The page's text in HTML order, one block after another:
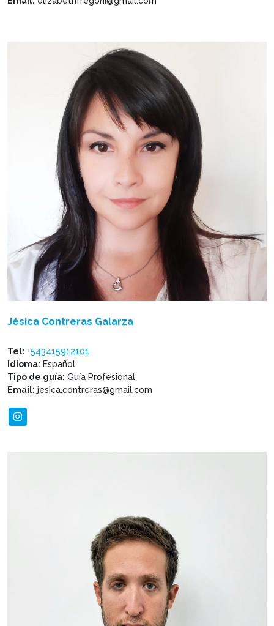
Jésica Contreras Galarza
Tel: +543415912101
Idioma: Español
Tipo de guía: Guía Profesional
Email: jesica.contreras@gmail.com